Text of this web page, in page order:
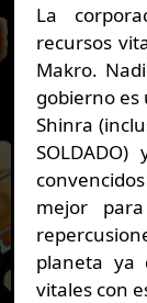
La
recursos
Makro.
gobierno es
Shinra
mejor
planeta ya
vitales con